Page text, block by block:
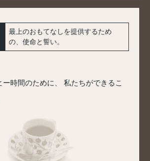
最上のおもてなしを提供するため
の、使命と誓い。
時間のために、 私たちができるこ